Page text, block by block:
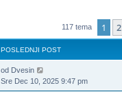
117 tema 1 2
POSLEDNJI POST
od Dvesin
Sre Dec 10, 2025 9:47 pm